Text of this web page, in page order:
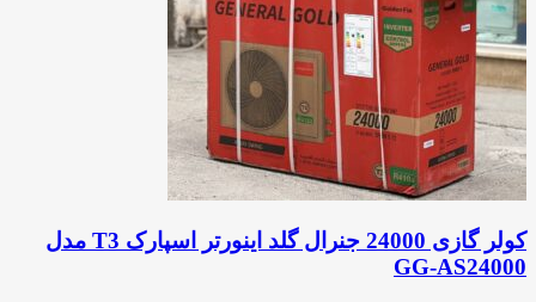
کولر گازی 24000 جنرال گلد اینورتر اسپارک T3 مدل
GG-AS24000